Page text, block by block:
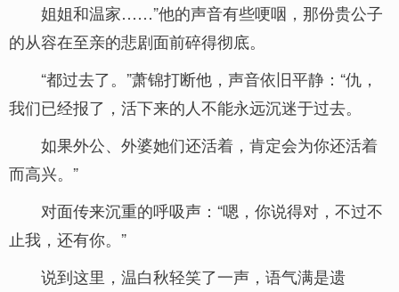
姐姐和温家……”他的声音有些哽咽，那份贵公子
的从容在至亲的悲剧面前碎得彻底。
“都过去了。”萧锦打断他，声音依旧平静：“仇，
我们已经报了，活下来的人不能永远沉迷于过去。
如果外公、外婆她们还活着，肯定会为你还活着
而高兴。”
对面传来沉重的呼吸声：“嗯，你说得对，不过不
止我，还有你。”
说到这里，温白秋轻笑了一声，语气满是遗